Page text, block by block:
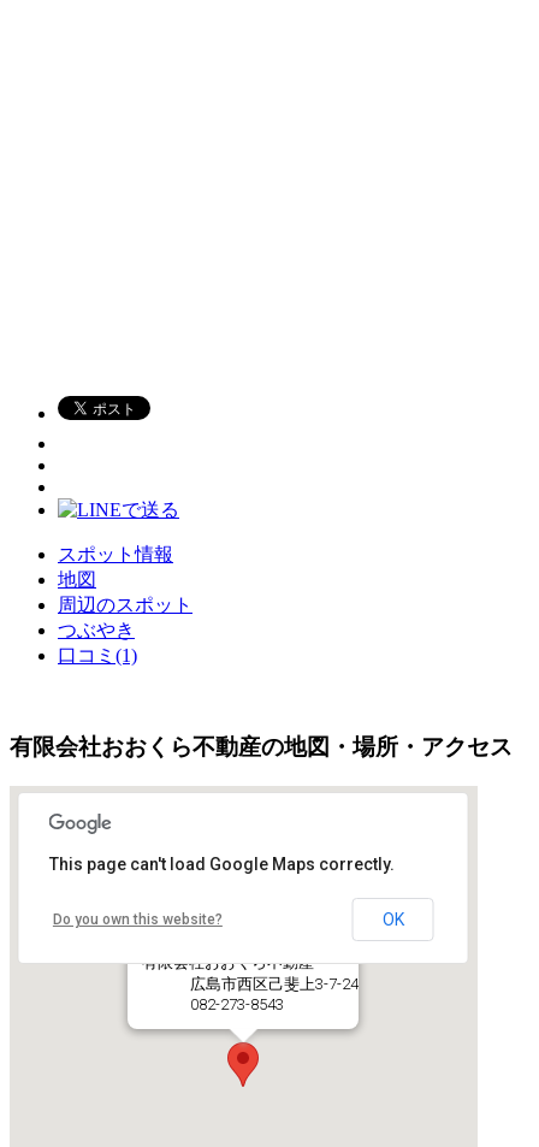
スポット情報
地図
周辺のスポット
つぶやき
口コミ(1)
有限会社おおくら不動産の地図・場所・アクセス
有限会社おおくら不動産
広島市西区己斐上3-7-24
082-273-8543
This page can't load Google Maps correctly.
Do you own this website? OK